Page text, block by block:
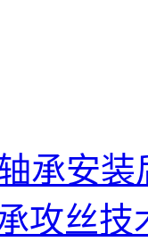
承安装
攻丝技